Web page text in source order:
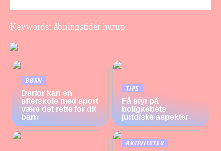
Keywords: åbningstider hurup
BØRN
Derfor kan en
efterskole med sport
være det rette for dit
barn
TIPS
Få styr på
boligkøbets
juridiske aspekter
AKTIVITETER